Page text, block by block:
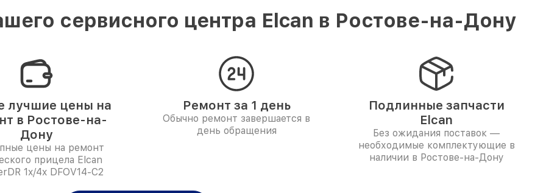
сервисного центра Elcan в Ростове-на-Дону
лучшие цены на
в Ростове-на-
Дону
цены на ремонт
прицела Elcan
1x/4x DFOV14-C2
Ремонт за 1 день
Обычно ремонт завершается в
день обращения
Подлинные запчасти
Elcan
Без ожидания поставок —
необходимые комплектующие в
наличии в Ростове-на-Дону